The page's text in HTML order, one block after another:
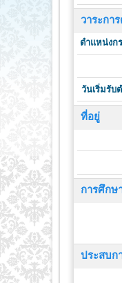
วาระกา
ตำแหน่งก
วันเริ่มรับ
ที่อยู่
การศึกษ
ประสบก